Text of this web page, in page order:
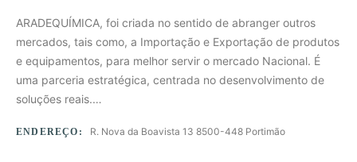
ARADEQUÍMICA, foi criada no sentido de abranger outros
mercados, tais como, a Importação e Exportação de produtos
e equipamentos, para melhor servir o mercado Nacional. É
uma parceria estratégica, centrada no desenvolvimento de
soluções reais.…
ENDEREÇO: R. Nova da Boavista 13 8500-448 Portimão